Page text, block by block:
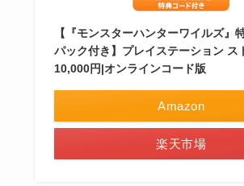
【『モンスターハンターワイルズ』
パック付き】プレイステーション ス
10,000円|オンラインコード版
Amazon
楽天市場